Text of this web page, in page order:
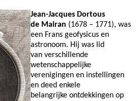
Jean-Jacques Dortous
de Mairan (1678 – 1771), was
een Frans geofysicus en
astronoom. Hij was lid
van verschillende
wetenschappelijke
verenigingen en instellingen
en deed enkele
belangrijke ontdekkingen op